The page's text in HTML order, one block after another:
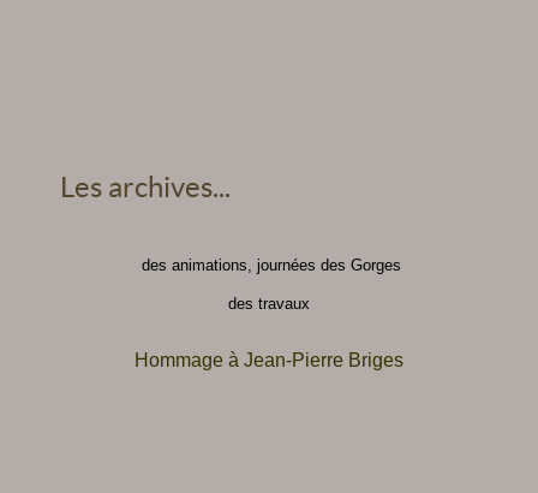
Les archives...
des animations, journées des Gorges
des travaux
Hommage à Jean-Pierre Briges